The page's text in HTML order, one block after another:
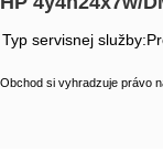
Typ servisnej
Obchod si vyhradzuje právo